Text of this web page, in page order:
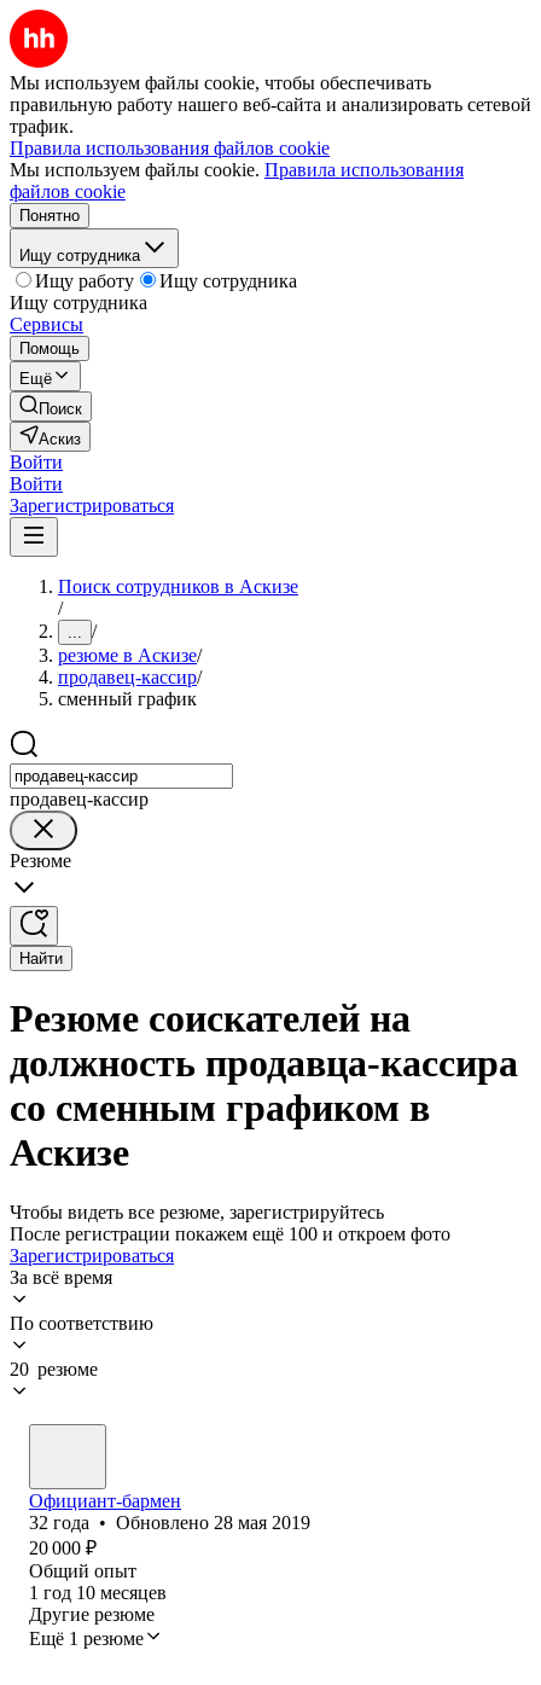
Мы используем файлы cookie, чтобы обеспечивать
правильную работу нашего веб-сайта и анализировать сетевой
трафик.
Правила использования файлов cookie
Мы используем файлы cookie. Правила использования
файлов cookie
Понятно
Ищу сотрудника
Ищу работу
Ищу сотрудника
Ищу сотрудника
Сервисы
Помощь
Ещё
Поиск
Аскиз
Войти
Войти
Зарегистрироваться
Поиск сотрудников в Аскизе
/
... /
резюме в Аскизе/
продавец-кассир/
сменный график
продавец-кассир
Резюме
Найти
Резюме соискателей на
должность продавца-кассира
со сменным графиком в
Аскизе
Чтобы видеть все резюме, зарегистрируйтесь
После регистрации покажем ещё 100 и откроем фото
Зарегистрироваться
За всё время
По соответствию
20 резюме
Официант-бармен
32 года • Обновлено 28 мая 2019
20 000 ₽
Общий опыт
1 год 10 месяцев
Другие резюме
Ещё 1 резюме